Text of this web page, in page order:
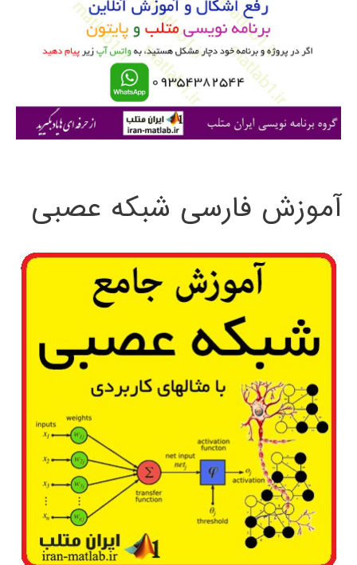
ی
آموزش فارسی شبکه عصبی